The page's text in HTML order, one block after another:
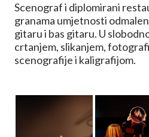
Scenograf i diplomirani
granama umjetnosti
gitaru i bas gitaru. U
crtanjem, slikanjem,
scenografije i kaligrafijom.